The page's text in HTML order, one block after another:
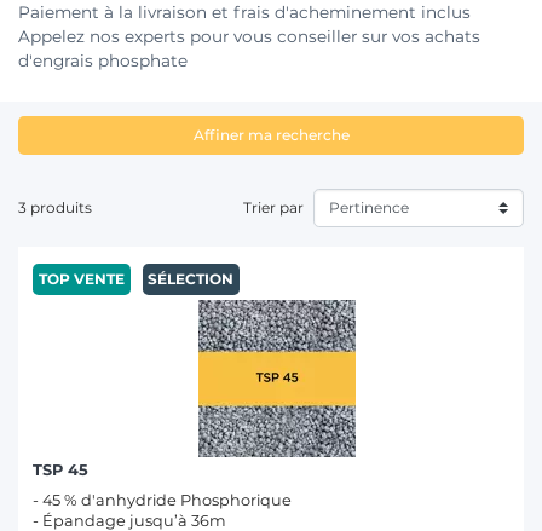
Paiement à la livraison et frais d'acheminement inclus
Appelez nos experts pour vous conseiller sur vos achats
d'engrais phosphate
Affiner ma recherche
3 produits Trier par
TOP VENTE SÉLECTION
TSP 45
- 45 % d'anhydride Phosphorique
- Épandage jusqu’à 36m